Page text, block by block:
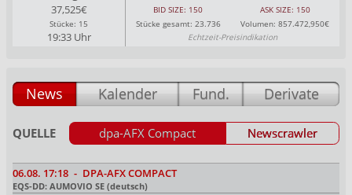
37,525€
BID SIZE: 150
ASK SIZE: 150
Stücke: 15
Stücke gesamt: 23.736 Volumen: 857.472,950€
19:33 Uhr Echtzeit-Preisindikation
News Kalender Fund. Derivate
QUELLE dpa-AFX Compact Newscrawler
06.08. 17:18 - DPA-AFX COMPACT
EQS-DD: AUMOVIO SE (deutsch)